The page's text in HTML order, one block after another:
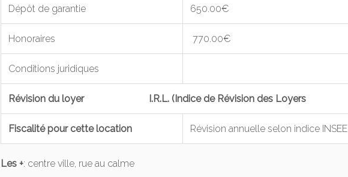
Dépôt de garantie 650.00€
Honoraires 770.00€
Conditions juridiques
Révision du loyer I.R.L. (Indice de Révision des Loyers
Fiscalité pour cette location Révision annuelle selon indice INSEE
Les +: centre ville, rue au calme